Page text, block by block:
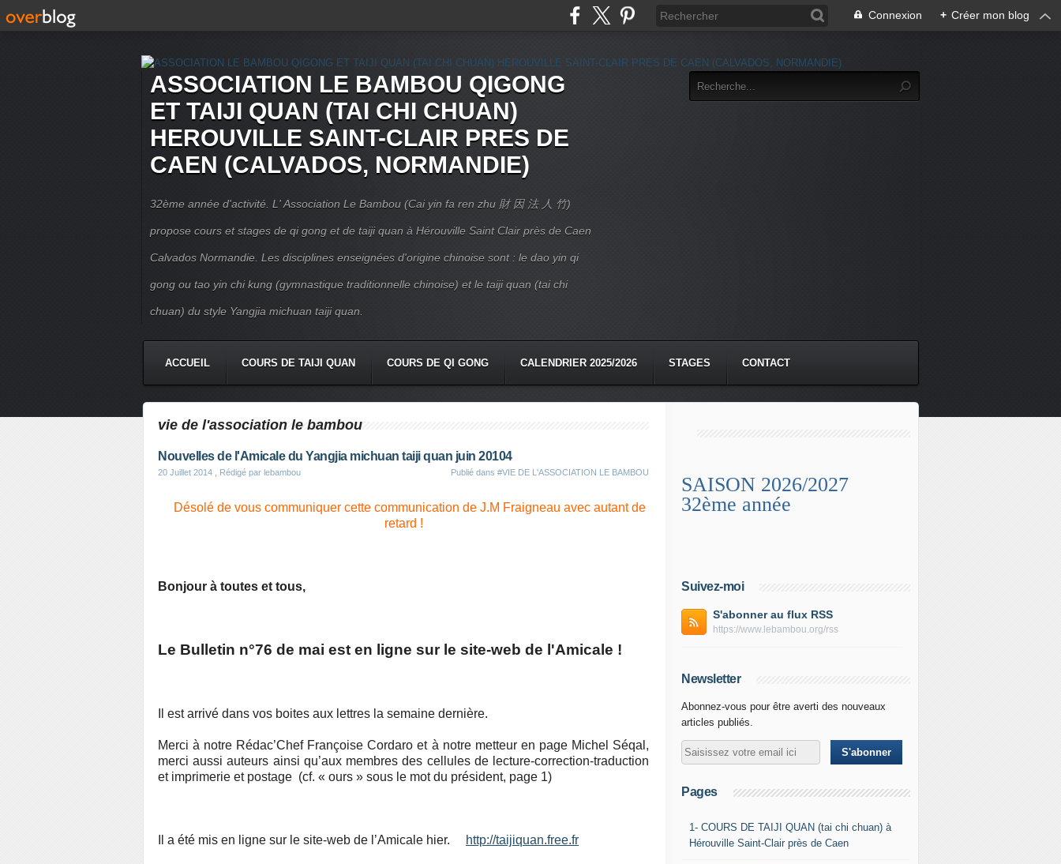
Connexion + Créer mon blog
ASSOCIATION LE BAMBOU QIGONG
ET TAIJI QUAN (TAI CHI CHUAN)
HEROUVILLE SAINT-CLAIR PRES DE
CAEN (CALVADOS, NORMANDIE)
32ème année d'activité. L' Association Le Bambou (Cai yin fa ren zhu 財 因 法 人 竹)
propose cours et stages de qi gong et de taiji quan à Hérouville Saint Clair près de Caen
Calvados Normandie. Les disciplines enseignées d'origine chinoise sont : le dao yin qi
gong ou tao yin chi kung (gymnastique traditionnelle chinoise) et le taiji quan (tai chi
chuan) du style Yangjia michuan taiji quan.
ACCUEIL COURS DE TAIJI QUAN COURS DE QI GONG CALENDRIER 2025/2026 STAGES CONTACT
vie de l'association le bambou
Nouvelles de l'Amicale du Yangjia michuan taiji quan juin 20104
20 Juillet 2014 , Rédigé par lebambou Publié dans #VIE DE L'ASSOCIATION LE BAMBOU
Désolé de vous communiquer cette communication de J.M Fraigneau avec autant de
retard !
Bonjour à toutes et tous,
Le Bulletin n°76 de mai est en ligne sur le site-web de l'Amicale !
Il est arrivé dans vos boites aux lettres la semaine dernière.
Merci à notre Rédac’Chef Françoise Cordaro et à notre metteur en page Michel Séqal,
merci aussi auteurs ainsi qu’aux membres des cellules de lecture-correction-traduction
et imprimerie et postage (cf. « ours » sous le mot du président, page 1)
Il a été mis en ligne sur le site-web de l’Amicale hier. http://taijiquan.free.fr
SAISON 2026/2027
32ème année
Suivez-moi
S'abonner au flux RSS
https://www.lebambou.org/rss
Newsletter
Abonnez-vous pour être averti des nouveaux
articles publiés.
Pages
1- COURS DE TAIJI QUAN (tai chi chuan) à
Hérouville Saint-Clair près de Caen